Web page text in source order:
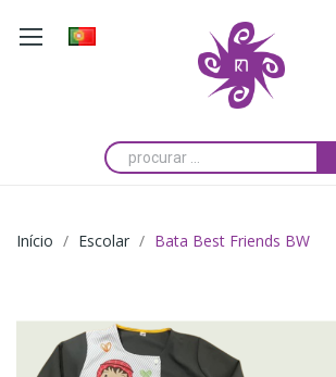
Início Escolar Bata Best Friends BW